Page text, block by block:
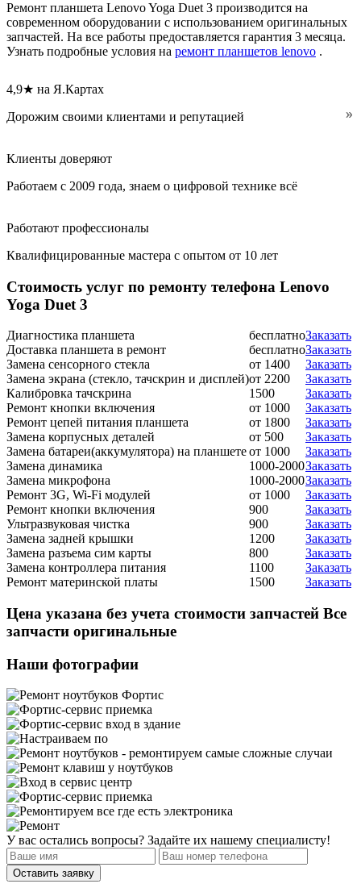
Ремонт планшета Lenovo Yoga Duet 3 производится на
современном оборудовании с использованием оригинальных
запчастей. На все работы предоставляется гарантия 3 месяца.
Узнать подробные условия на ремонт планшетов lenovo .
4,9★ на Я.Картах
Дорожим своими клиентами и репутацией
Клиенты доверяют
Работаем с 2009 года, знаем о цифровой технике всё
Работают профессионалы
Квалифицированные мастера с опытом от 10 лет
Стоимость услуг по ремонту телефона Lenovo
Yoga Duet 3
Диагностика планшета бесплатноЗаказать
Доставка планшета в ремонт
бесплатноЗаказать
Замена сенсорного стекла
от 1400
Заказать
Замена экрана (стекло, тачскрин и дисплей)от 2200
Заказать
Калибровка тачскрина
1500
Заказать
Ремонт кнопки включения
от 1000
Заказать
Ремонт цепей питания планшета
от 1800
Заказать
Замена корпусных деталей
от 500
Заказать
Замена батареи(аккумулятора) на планшетеот 1000
Заказать
Замена динамика
1000-2000Заказать
Замена микрофона
1000-2000Заказать
Ремонт 3G, Wi-Fi модулей
от 1000
Заказать
Ремонт кнопки включения
900
Заказать
Ультразвуковая чистка
900
Заказать
Замена задней крышки
1200
Заказать
Замена разъема сим карты
800
Заказать
Замена контроллера питания
1100
Заказать
Ремонт материнской платы
1500 Заказать
Цена указана без учета стоимости запчастей Все
запчасти оригинальные
Наши фотографии
У вас остались вопросы? Задайте их нашему специалисту!